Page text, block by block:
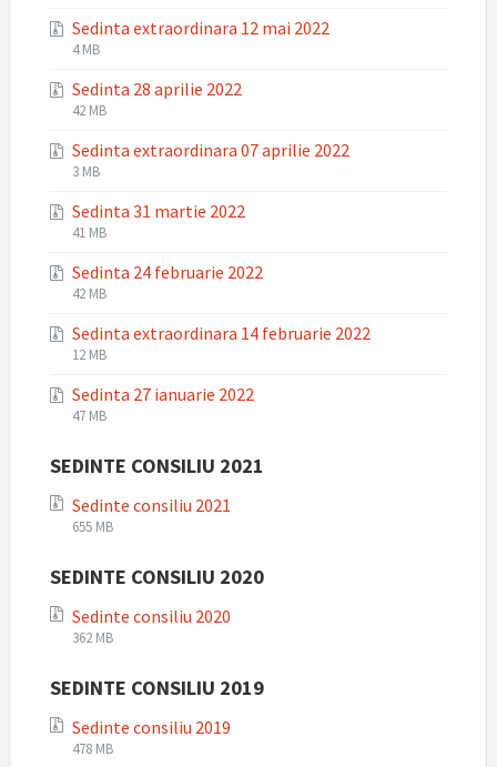
zip
Sedinta extraordinara 12 mai 2022
File
zip
File
4 MB
Sedinta 28 aprilie 2022
File
zip
File
42 MB
Sedinta extraordinara 07 aprilie 2022
File
zip
File
3 MB
Sedinta 31 martie 2022
File
zip
File
41 MB
Sedinta 24 februarie 2022
File
zip
File
42 MB
Sedinta extraordinara 14 februarie 2022
File
zip
File
12 MB
Sedinta 27 ianuarie 2022
File
zip
File
47 MB
SEDINTE CONSILIU 2021
Sedinte consiliu 2021
File
zip
File
655 MB
SEDINTE CONSILIU 2020
Sedinte consiliu 2020
File
zip
File
362 MB
SEDINTE CONSILIU 2019
Sedinte consiliu 2019
File
File
478 MB